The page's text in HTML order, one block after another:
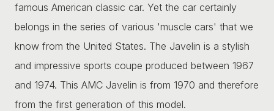
famous American classic car. Yet the car certainly
belongs in the series of various 'muscle cars' that we
know from the United States. The Javelin is a stylish
and impressive sports coupe produced between 1967
and 1974. This AMC Javelin is from 1970 and therefore
from the first generation of this model.